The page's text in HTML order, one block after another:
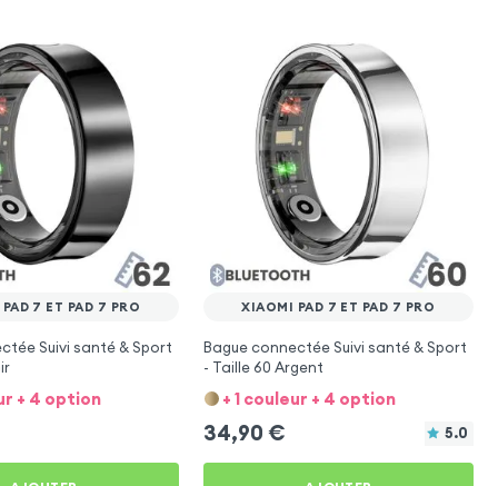
7 ET PAD 7 PRO
Suivi santé & Sport
+ 4 option
XIAOMI PAD 7 ET PAD 7 PRO
Bague connectée Suivi santé & Sport
- Taille 60 Argent
+ 1 couleur + 4 option
34,90 € 5.0